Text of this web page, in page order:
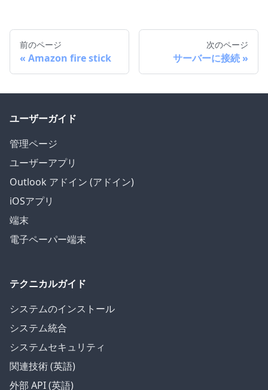
前のページ
Amazon fire stick
次のページ
サーバーに接続
ユーザーガイド
管理ページ
ユーザーアプリ
Outlook アドイン (アドイン)
iOSアプリ
端末
電子ペーパー端末
テクニカルガイド
システムのインストール
システム統合
システムセキュリティ
関連技術 (英語)
外部 API (英語)